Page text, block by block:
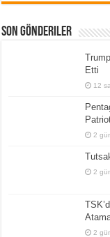
Son Gönderiler
Etti
12
2
2
2